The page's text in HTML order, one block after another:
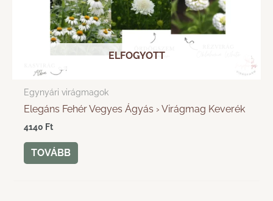
ELFOGYOTT
Egynyári virágmagok
Elegáns Fehér Vegyes Ágyás › Virágmag Keverék
4140 Ft
TOVÁBB